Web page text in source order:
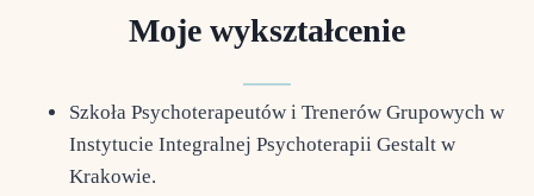
Moje wykształcenie
Szkoła Psychoterapeutów i Trenerów Grupowych w
Instytucie Integralnej Psychoterapii Gestalt w
Krakowie.